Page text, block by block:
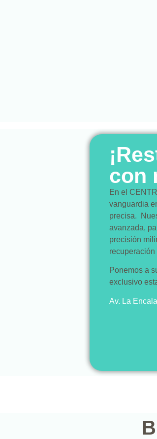
con
En el
vanguardia
precisa.
avanzada,
precisión
recuperación
Ponemos a
exclusivo
Av. La